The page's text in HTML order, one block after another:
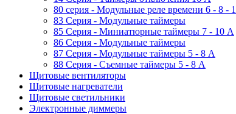
80 серия - Модульные реле времени 6 - 8 -
83 Серия - Модульные таймеры
85 Серия - Миниатюрные таймеры 7 - 10 A
86 Серия - Модульные таймеры
87 Серия - Модульные таймеры 5 - 8 А
88 Серия - Съемные таймеры 5 - 8 A
Щитовые вентиляторы
Щитовые нагреватели
Щитовые светильники
Электронные диммеры